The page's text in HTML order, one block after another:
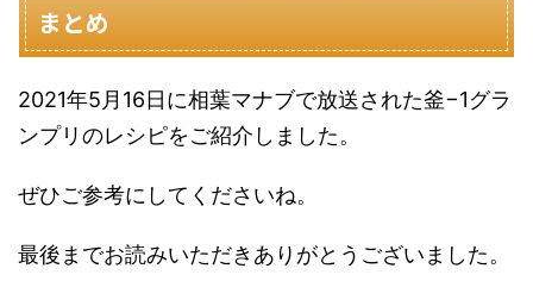
まとめ
2021年5月16日に相葉マナブで放送された釜−1グラ
ンプリのレシピをご紹介しました。
ぜひご参考にしてくださいね。
最後までお読みいただきありがとうございました。